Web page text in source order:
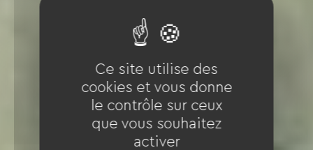
Ce site utilise des
cookies et vous donne
le contrôle sur ceux
que vous souhaitez
activer